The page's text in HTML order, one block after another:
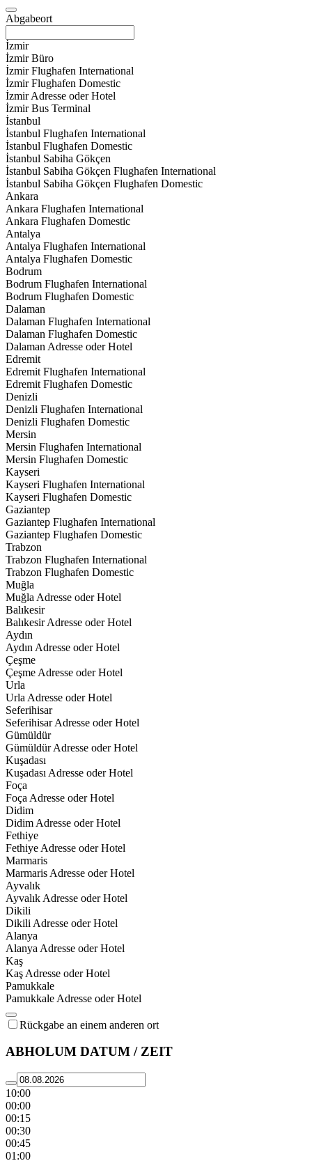
Abgabeort
İzmir
İzmir Büro
İzmir Flughafen International
İzmir Flughafen Domestic
İzmir Adresse oder Hotel
İzmir Bus Terminal
İstanbul
İstanbul Flughafen International
İstanbul Flughafen Domestic
İstanbul Sabiha Gökçen
İstanbul Sabiha Gökçen Flughafen International
İstanbul Sabiha Gökçen Flughafen Domestic
Ankara
Ankara Flughafen International
Ankara Flughafen Domestic
Antalya
Antalya Flughafen International
Antalya Flughafen Domestic
Bodrum
Bodrum Flughafen International
Bodrum Flughafen Domestic
Dalaman
Dalaman Flughafen International
Dalaman Flughafen Domestic
Dalaman Adresse oder Hotel
Edremit
Edremit Flughafen International
Edremit Flughafen Domestic
Denizli
Denizli Flughafen International
Denizli Flughafen Domestic
Mersin
Mersin Flughafen International
Mersin Flughafen Domestic
Kayseri
Kayseri Flughafen International
Kayseri Flughafen Domestic
Gaziantep
Gaziantep Flughafen International
Gaziantep Flughafen Domestic
Trabzon
Trabzon Flughafen International
Trabzon Flughafen Domestic
Muğla
Muğla Adresse oder Hotel
Balıkesir
Balıkesir Adresse oder Hotel
Aydın
Aydın Adresse oder Hotel
Çeşme
Çeşme Adresse oder Hotel
Urla
Urla Adresse oder Hotel
Seferihisar
Seferihisar Adresse oder Hotel
Gümüldür
Gümüldür Adresse oder Hotel
Kuşadası
Kuşadası Adresse oder Hotel
Foça
Foça Adresse oder Hotel
Didim
Didim Adresse oder Hotel
Fethiye
Fethiye Adresse oder Hotel
Marmaris
Marmaris Adresse oder Hotel
Ayvalık
Ayvalık Adresse oder Hotel
Dikili
Dikili Adresse oder Hotel
Alanya
Alanya Adresse oder Hotel
Kaş
Kaş Adresse oder Hotel
Pamukkale
Pamukkale Adresse oder Hotel
Rückgabe an einem anderen ort
ABHOLUM DATUM / ZEIT
10:00
00:00
00:15
00:30
00:45
01:00